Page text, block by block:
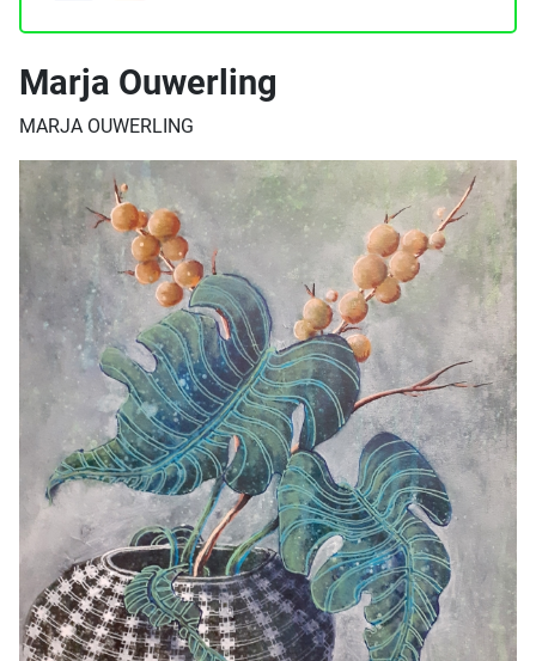
Marja Ouwerling
MARJA OUWERLING